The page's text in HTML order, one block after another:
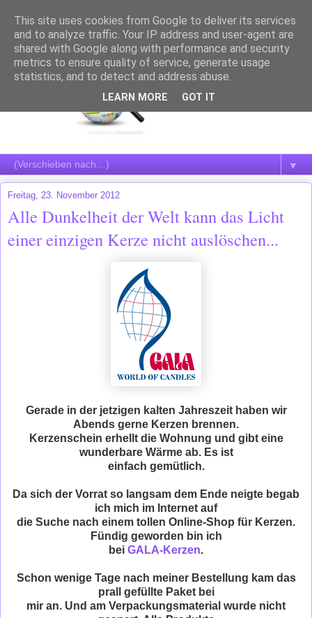
▼
Freitag, 23. November 2012
Alle Dunkelheit der Welt kann das Licht
einer einzigen Kerze nicht auslöschen...
Gerade in der jetzigen kalten Jahreszeit haben wir
Abends gerne Kerzen brennen.
Kerzenschein erhellt die Wohnung und gibt eine
wunderbare Wärme ab. Es ist
einfach gemütlich.
Da sich der Vorrat so langsam dem Ende neigte begab
ich mich im Internet auf
die Suche nach einem tollen Online-Shop für Kerzen.
Fündig geworden bin ich
bei GALA-Kerzen.
Schon wenige Tage nach meiner Bestellung kam das
prall gefüllte Paket bei
mir an. Und am Verpackungsmaterial wurde nicht
This site uses cookies from Google to deliver its services
and to analyze traffic. Your IP address and user-agent are
shared with Google along with performance and security
metrics to ensure quality of service, generate usage
statistics, and to detect and address abuse.
LEARN MORE GOT IT